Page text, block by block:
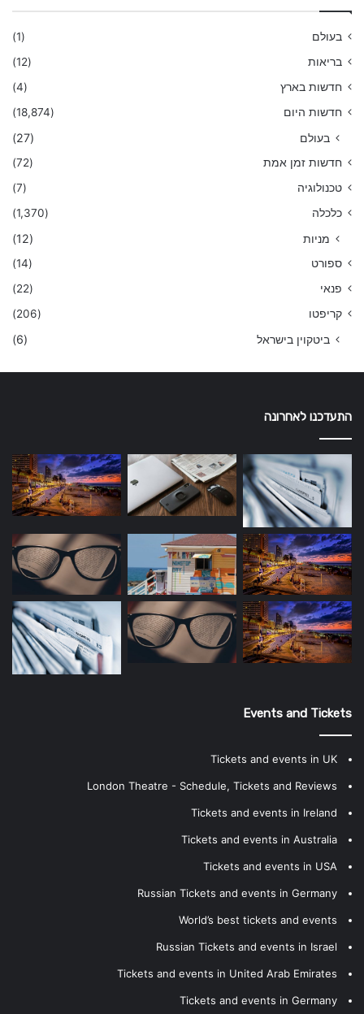
בעולם
(1)
בריאות
(12)
חדשות בארץ
(4)
חדשות היום
(18,874)
בעולם (27)
חדשות זמן אמת
(72)
טכנולוגיה
(7)
כלכלה
(1,370)
מניות (12)
ספורט
(14)
פנאי
(22)
קריפטו
(206)
ביטקוין בישראל (6)
התעדכנו לאחרונה
Events and Tickets
Tickets and events in UK
London Theatre - Schedule, Tickets and Reviews
Tickets and events in Ireland
Tickets and events in Australia
Tickets and events in USA
Russian Tickets and events in Germany
World’s best tickets and events
Russian Tickets and events in Israel
Tickets and events in United Arab Emirates
Tickets and events in Germany